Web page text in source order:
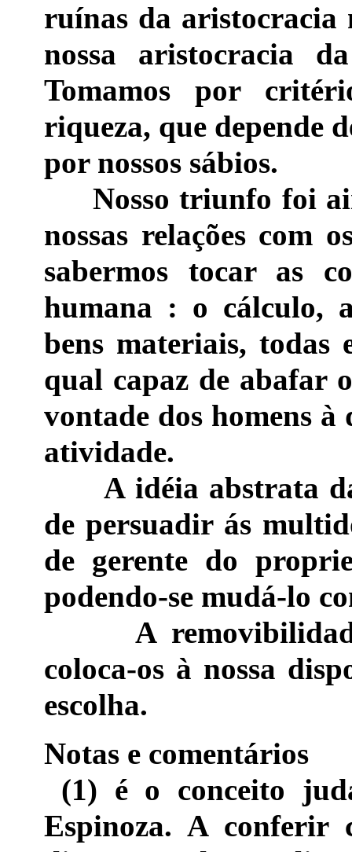
ruínas da aristocracia
nossa aristocracia
Tomamos por
riqueza, que depende
por nossos sábios.
Nosso triunfo foi
nossas relações com
sabermos tocar as
humana : o cálculo,
bens materiais, todas
qual capaz de abafar
vontade dos homens à
atividade.
A idéia abstrata da
de persuadir ás
de gerente do
podendo-se mudá-lo
A removibilidade
coloca-os à nossa
escolha.
Notas e comentários
(1) é o conceito
Espinoza. A conferir